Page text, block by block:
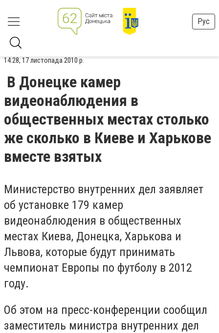
Рус
14:28, 17 листопада 2010 р.
В Донецке камер
видеонаблюдения в
общественных местах столько
же сколько в Киеве и Харькове
вместе взятых
Министерство внутренних дел заявляет
об установке 179 камер
видеонаблюдения в общественных
местах Киева, Донецка, Харькова и
Львова, которые будут принимать
чемпионат Европы по футболу в 2012
году.
Об этом на пресс-конференции сообщил
заместитель министра внутренних дел